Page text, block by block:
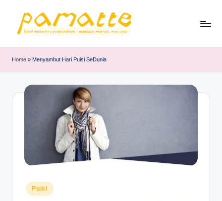
Home » Menyambut Hari Puisi SeDunia
Posted
in
Puisi